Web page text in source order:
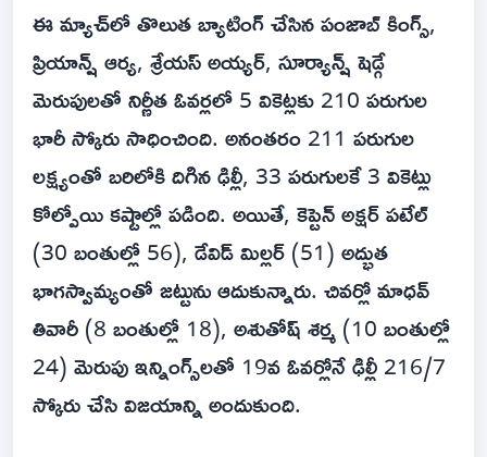
ఈ మ్యాచ్‌లో తొలుత బ్యాటింగ్ చేసిన పంజాబ్ కింగ్స్,
ప్రియాన్ష్ ఆర్య, శ్రేయస్ అయ్యర్, సూర్యాన్ష్ షెడ్గే
మెరుపులతో నిర్ణీత ఓవర్లలో 5 వికెట్లకు 210 పరుగుల
భారీ స్కోరు సాధించింది. అనంతరం 211 పరుగుల
లక్ష్యంతో బరిలోకి దిగిన ఢిల్లీ, 33 పరుగులకే 3 వికెట్లు
కోల్పోయి కష్టాల్లో పడింది. అయితే, కెప్టెన్ అక్షర్ పటేల్
(30 బంతుల్లో 56), డేవిడ్ మిల్లర్ (51) అద్భుత
భాగస్వామ్యంతో జట్టును ఆదుకున్నారు. చివర్లో మాధవ్
తివారీ (8 బంతుల్లో 18), అశుతోష్ శర్మ (10 బంతుల్లో
24) మెరుపు ఇన్నింగ్స్‌లతో 19వ ఓవర్లోనే ఢిల్లీ 216/7
స్కోరు చేసి విజయాన్ని అందుకుంది.